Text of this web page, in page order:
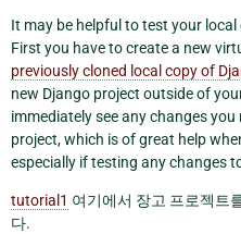
It may be helpful to test your
First you have to create a new
previously cloned local copy of
new Django project outside of
immediately see any changes
project, which is of great help
especially if testing any changes
tutorial1 여기에서 장고 프로젝트
다.